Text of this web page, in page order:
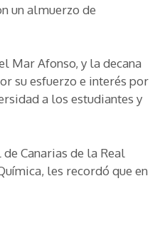
un almuerzo de
Mar Afonso, y la decana
su esfuerzo e interés por
a los estudiantes y
Canarias de la Real
les recordó que en